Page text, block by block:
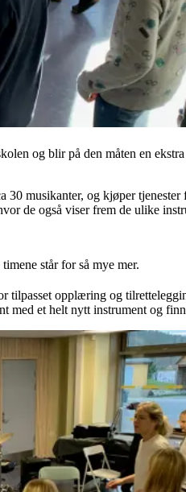
og blir på den måten en
30 musikanter, og kjøper
de også viser frem de ulike
står for så mye mer.
tilpasset opplæring og
med et helt nytt instrument og